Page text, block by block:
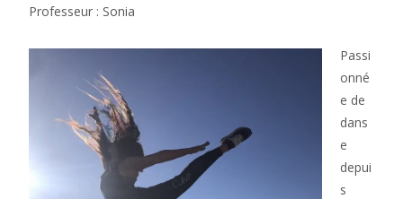
Professeur : Sonia
Passi
onné
e de
dans
e
depui
s